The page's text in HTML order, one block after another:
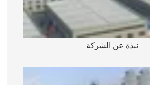
نبذة عن الشركة